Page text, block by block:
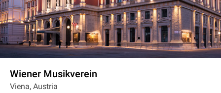
Wiener Musikverein
Viena, Austria